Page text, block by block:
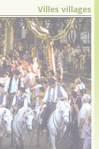
Villes villages